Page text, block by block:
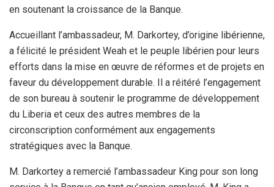
en soutenant la croissance de la Banque.
Accueillant l’ambassadeur, M. Darkortey, d’origine libérienne,
a félicité le président Weah et le peuple libérien pour leurs
efforts dans la mise en œuvre de réformes et de projets en
faveur du développement durable. Il a réitéré l’engagement
de son bureau à soutenir le programme de développement
du Liberia et ceux des autres membres de la
circonscription conformément aux engagements
stratégiques avec la Banque.
M. Darkortey a remercié l’ambassadeur King pour son long